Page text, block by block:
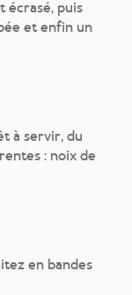
écrasé, puis
et enfin un
à servir, du
: noix de
en bandes